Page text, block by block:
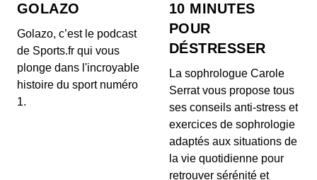
C'est la marque automobile japonaise la plus
française qui soit : Nissan. Retour sur son histoire.
Un logo, une histoire - Toyota
00:07:12 - IL Y A 3 ANS
Pour ce 10e épisode, lumière sur l'un des plus
grands constructeurs automobiles au monde :
Un logo, une histoire - Audi
00:08:31 - IL Y A 2 ANS
GOLAZO
Golazo, c’est le podcast
de Sports.fr qui vous
plonge dans l'incroyable
histoire du sport numéro
1.
10 MINUTES
POUR
DÉSTRESSER
La sophrologue Carole
Serrat vous propose tous
ses conseils anti-stress et
exercices de sophrologie
adaptés aux situations de
la vie quotidienne pour
retrouver sérénité et